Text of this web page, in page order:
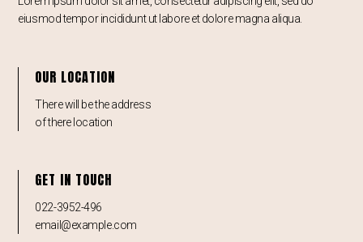
eiusmod tempor incididunt ut labore et dolore magna aliqua.
OUR LOCATION
There will be the address
of there location
GET IN TOUCH
022-3952-496
email@example.com